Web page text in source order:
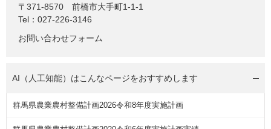
〒371-8570
前橋市大手町1-1-1
Tel：027-226-3146
お問い合わせフォーム
AI（人工知能）はこんなページをおすすめします
群馬県農業農村整備計画2026令和8年度実施計画